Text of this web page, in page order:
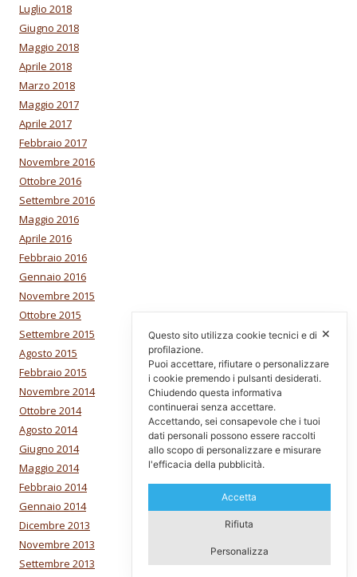
Luglio 2018
Giugno 2018
Maggio 2018
Aprile 2018
Marzo 2018
Maggio 2017
Aprile 2017
Febbraio 2017
Novembre 2016
Ottobre 2016
Settembre 2016
Maggio 2016
Aprile 2016
Febbraio 2016
Gennaio 2016
Novembre 2015
Ottobre 2015
Settembre 2015
Agosto 2015
Febbraio 2015
Novembre 2014
Ottobre 2014
Agosto 2014
Giugno 2014
Maggio 2014
Febbraio 2014
Gennaio 2014
Dicembre 2013
Novembre 2013
Settembre 2013
✕
Questo sito utilizza cookie tecnici e di
profilazione.
Puoi accettare, rifiutare o personalizzare
i cookie premendo i pulsanti desiderati.
Chiudendo questa informativa
continuerai senza accettare.
Accettando, sei consapevole che i tuoi
dati personali possono essere raccolti
allo scopo di personalizzare e misurare
l'efficacia della pubblicità.
Accetta
Rifiuta
Personalizza